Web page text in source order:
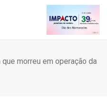
morreu em operação da